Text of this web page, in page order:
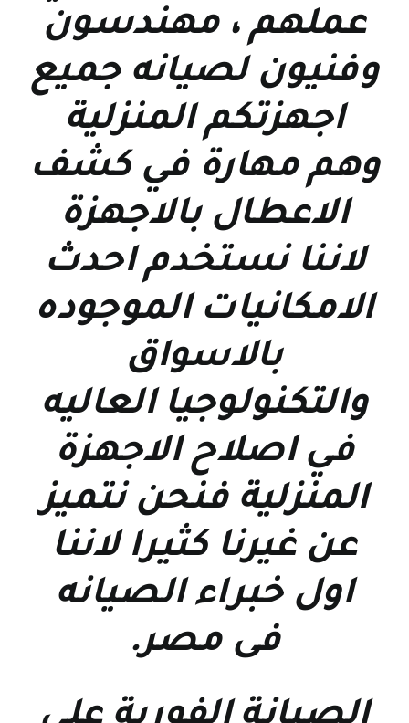
عملهم ، مهندسون
وفنيون لصيانه جميع
اجهزتكم المنزلية
وهم مهارة في كشف
الاعطال بالاجهزة
لاننا نستخدم احدث
الامكانيات الموجوده
بالاسواق
والتكنولوجيا العاليه
في اصلاح الاجهزة
المنزلية فنحن نتميز
عن غيرنا كثيرا لاننا
اول خبراء الصيانه
فى مصر.